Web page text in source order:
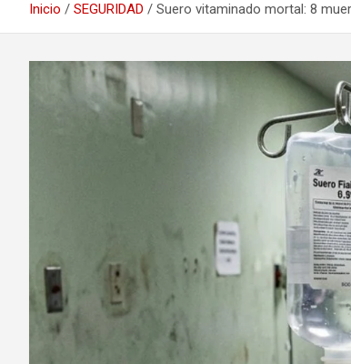
Inicio SEGURIDAD Suero vitaminado mortal: 8